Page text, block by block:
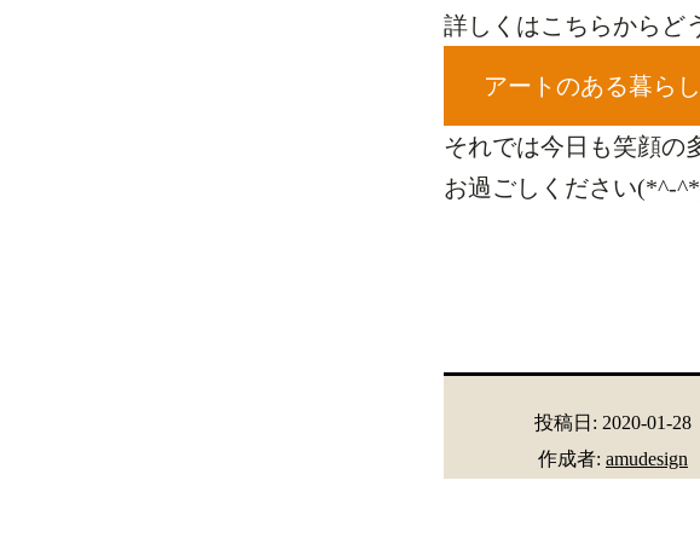
詳しくはこちらからど
アートのある暮ら
それでは今日も笑顔の
お過ごしください(*^-
投稿日: 2020-01-28
作成者: amudesign